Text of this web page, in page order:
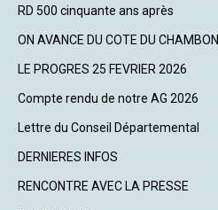
RD 500 cinquante ans après
ON AVANCE DU COTE DU CHAMBON
LE PROGRES 25 FEVRIER 2026
Compte rendu de notre AG 2026
Lettre du Conseil Départemental
DERNIERES INFOS
RENCONTRE AVEC LA PRESSE